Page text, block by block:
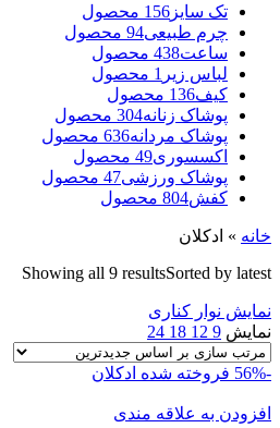
تک سایز 156 محصول
چرم طبیعی94 محصول
ساعت438 محصول
لباس زیر 1 محصول
کیف136 محصول
پوشاک زنانه304 محصول
پوشاک مردانه636 محصول
اکسسوری49 محصول
پوشاک ورزشی47 محصول
کفش804 محصول
خانه » ادکلان
Showing all 9 resultsSorted by latest
نمایش نوار کناری
نمایش 9
12
18
24
-56% فروخته شده ادکلان
افزودن به علاقه مندی